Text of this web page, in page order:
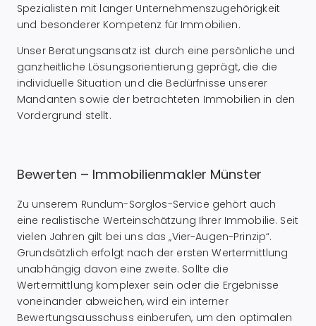
Spezialisten mit langer Unternehmenszugehörigkeit
und besonderer Kompetenz für Immobilien.
Unser Beratungsansatz ist durch eine persönliche und
ganzheitliche Lösungsorientierung geprägt, die die
individuelle Situation und die Bedürfnisse unserer
Mandanten sowie der betrachteten Immobilien in den
Vordergrund stellt.
Bewerten – Immobilienmakler Münster
Zu unserem Rundum-Sorglos-Service gehört auch
eine realistische Werteinschätzung Ihrer Immobilie. Seit
vielen Jahren gilt bei uns das „Vier-Augen-Prinzip“.
Grundsätzlich erfolgt nach der ersten Wertermittlung
unabhängig davon eine zweite. Sollte die
Wertermittlung komplexer sein oder die Ergebnisse
voneinander abweichen, wird ein interner
Bewertungsausschuss einberufen, um den optimalen